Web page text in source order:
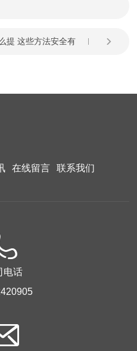
提 这些方法安全有
在线留言 联系我们
电话